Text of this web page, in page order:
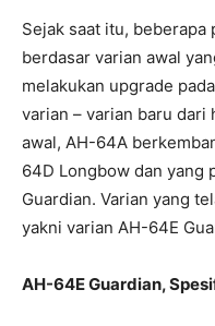
Sejak saat itu,
berdasar varian awal
melakukan upgrade
varian – varian baru dari
awal, AH-64A
64D Longbow dan yang
Guardian. Varian yang
yakni varian AH-64E
AH-64E Guardian,